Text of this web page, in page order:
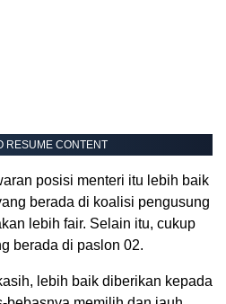
RESUME CONTENT
posisi menteri itu lebih baik
berada di koalisi pengusung
lebih fair. Selain itu, cukup
berada di paslon 02.
lebih baik diberikan kepada